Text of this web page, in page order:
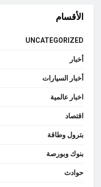
الأقسام
UNCATEGORIZED
أخبار
أخبار السيارات
اخبار عالمية
اقتصاد
بترول وطاقة
بنوك وبورصة
حوادث